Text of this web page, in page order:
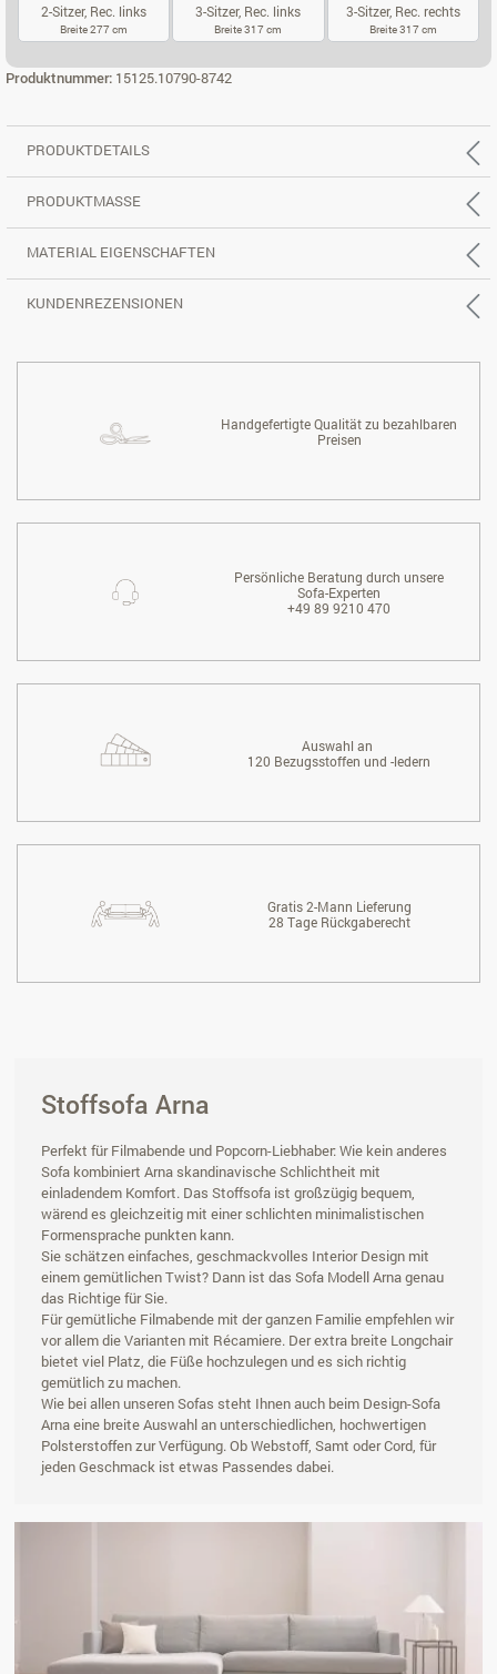
2-Sitzer, Rec. links
Breite 277 cm
3-Sitzer, Rec. links
Breite 317 cm
3-Sitzer, Rec. rechts
Breite 317 cm
Produktnummer: 15125.10790-8742
PRODUKTDETAILS
PRODUKTMASSE
MATERIAL EIGENSCHAFTEN
KUNDENREZENSIONEN
Handgefertigte Qualität zu bezahlbaren
Preisen
Persönliche Beratung durch unsere
Sofa-Experten
+49 89 9210 470
Auswahl an
120 Bezugsstoffen und -ledern
Gratis 2-Mann Lieferung
28 Tage Rückgaberecht
Stoffsofa Arna
Perfekt für Filmabende und Popcorn-Liebhaber: Wie kein anderes
Sofa kombiniert Arna skandinavische Schlichtheit mit
einladendem Komfort. Das Stoffsofa ist großzügig bequem,
wärend es gleichzeitig mit einer schlichten minimalistischen
Formensprache punkten kann.
Sie schätzen einfaches, geschmackvolles Interior Design mit
einem gemütlichen Twist? Dann ist das Sofa Modell Arna genau
das Richtige für Sie.
Für gemütliche Filmabende mit der ganzen Familie empfehlen wir
vor allem die Varianten mit Récamiere. Der extra breite Longchair
bietet viel Platz, die Füße hochzulegen und es sich richtig
gemütlich zu machen.
Wie bei allen unseren Sofas steht Ihnen auch beim Design-Sofa
Arna eine breite Auswahl an unterschiedlichen, hochwertigen
Polsterstoffen zur Verfügung. Ob Webstoff, Samt oder Cord, für
jeden Geschmack ist etwas Passendes dabei.